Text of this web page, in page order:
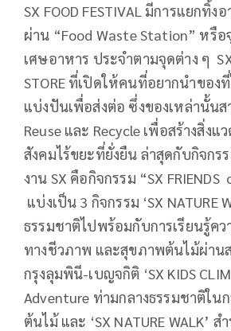
SX FOOD FESTIVAL มีการแยกทิ้ง
ผ่าน “Food Waste Station” หรื
เศษอาหาร ประจำตามจุดต่าง ๆ SX
STORE ที่เปิดให้คนที่อยากนำของ
แบ่งปันเพื่อส่งต่อ ซึ่งของเหล่านั้นส
Reuse และ Recycle เพื่อสร้างสิ่ง
สังคมไร้ขยะที่ยั่งยืน ล่าสุดกับกิจกร
งาน SX คือกิจกรรม “SX FRIENDS
แบ่งเป็น 3 กิจกรรม ‘SX NATURE
ธรรมชาติไปพร้อมกับการเรียนรู้ค
ทางชีวภาพ และสุขภาพต้นไม้ผ่าน
กรุงลุมพินี-เบญจกิติ ‘SX KIDS
Adventure ท่ามกลางธรรมชาติใน
ต้นไม้ และ ‘SX NATURE WALK’